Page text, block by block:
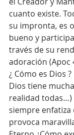
cuanto existe.
su impronta, es
bueno y
través de su
adoración (Apoc
¿ Cómo es Dios ?
Dios tiene
realidad todas…)
siempre enfatiza
provoca